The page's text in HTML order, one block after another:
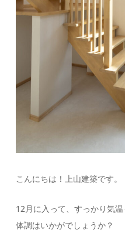
こんにちは！上山建築です。
12月に入って、すっかり気
体調はいかがでしょうか？